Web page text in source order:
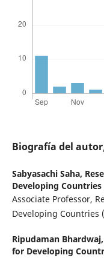
Biografía del
Sabyasachi Saha,
Developing Countries
Associate Professor,
Developing Countries
Ripudaman Bhardwaj,
for Developing